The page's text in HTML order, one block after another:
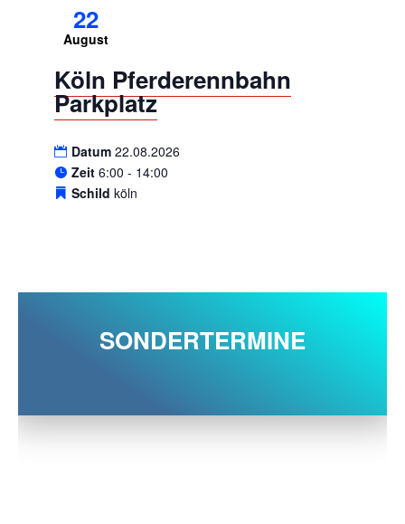
22
August
Köln Pferderennbahn
Parkplatz
Datum 22.08.2026
Zeit 6:00 - 14:00
Schild köln
SONDERTERMINE